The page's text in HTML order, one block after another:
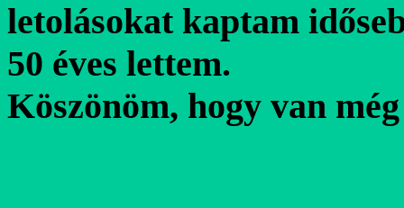
letolásokat kaptam
50 éves lettem.
Köszönöm, hogy van